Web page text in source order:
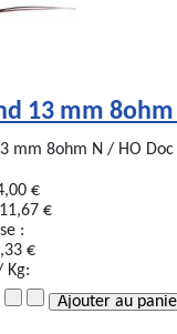
13 mm 8ohm
mm 8ohm N / HO Doc
€
11,67 €
:
€
Kg: